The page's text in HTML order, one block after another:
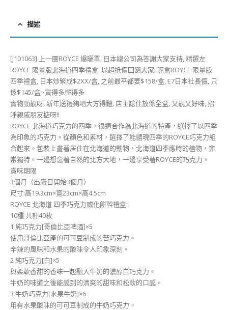
描述
[J101063] 上一團ROYCE 爆曬單, 日本總公司為答謝大家支持, 精選左
ROYCE 限量版北海道四季禮盒, 以超抵價回饋大家, 呢盒ROYCE 限量版
四季禮盒, 日本炒緊成$2XX/盒, 之前最平都要$158/盒, E7日本社長價, 只
係$145/盒~買得多慳得多
實物勁靚呀, 新年送禮夠哂大方得體, 店主諗住放係全盒, 又靚又好味, 招
呼親戚朋友掂呀!!
ROYCE 北海道巧克力的四季，很適合作為北海道的特產，選擇了以四季
為印象的巧克力。從顏色和素材，選擇了能體現四季的ROYCE巧克力組
合起來。包裝上畫著居住在北海道的動物，北海道四季應時的植物，非
常獨特。一邊想念著自然的北方大地，一邊享受著ROYCE的巧克力。
賞味期限
3個月（出廠日開始3個月）
尺寸:高19.3cm×寬23cm×高4.5cm
ROYCE 北海道 四季巧克力威化餅幹禮盒:
10種 共計40枚
1 純巧克力[哥倫比亞啤酒]×5
使用哥倫比亞產的可可豆制成的苦巧克力。
辛辣的風味和水果的酸味令人印象深刻。
2 純巧克力[白]×5
與柔軟香甜的香味一起融入牛奶的濃醇白巧克力。
牛奶的味道之後能感到的清爽的甜味和松軟的口感。
3 牛奶巧克力[水果牛奶]×6
用有水果酸味的可可豆制成的牛奶巧克力。